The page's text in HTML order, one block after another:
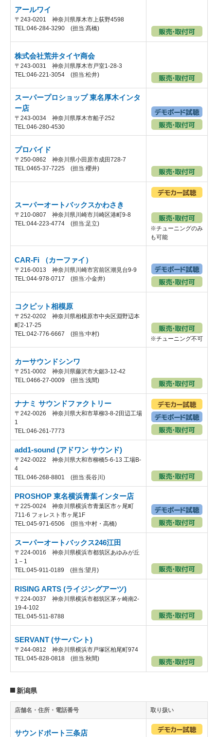
アールワイ
〒243-0201 神奈川県厚木市上荻野4598
TEL:046-284-3290 (担当:髙橋)
株式会社荒井タイヤ商会
〒243-0031 神奈川県厚木市戸室1-28-3
TEL:046-221-3054 (担当:松井)
スーパープロショップ 東名厚木インタ
ー店
〒243-0034 神奈川県厚木市船子252
TEL:046-280-4530
プロバイド
〒250-0862 神奈川県小田原市成田728-7
TEL:0465-37-7225 (担当:櫻井)
スーパーオートバックスかわさき
〒210-0807 神奈川県川崎市川崎区港町9-8
TEL:044-223-4774 (担当:足立)
※チューニングのみ
も可能
CAR-Fi （カーファイ）
〒216-0013 神奈川県川崎市宮前区潮見台9-9
TEL:044-978-0717 (担当:小金井)
コクピット相模原
〒252-0202 神奈川県相模原市中央区淵野辺本
町2-17-25
TEL:042-776-6667 (担当:中村)
※チューニング不可
カーサウンドシンワ
〒251-0002 神奈川県藤沢市大鋸3-12-42
TEL:0466-27-0009 (担当:浅間)
ナナミ サウンドファクトリー
〒242-0026 神奈川県大和市草柳3-8-2田辺工場
1
TEL:046-261-7773
add1-sound (アドワン サウンド)
〒242-0022 神奈川県大和市柳橋5-6-13 工場B-
4
TEL:046-268-8801 (担当:長谷川)
PROSHOP 東名横浜青葉インター店
〒225-0024 神奈川県横浜市青葉区市ヶ尾町
711-6 フォレスト市ヶ尾1F
TEL:045-971-6506 (担当:中村・高橋)
スーパーオートバックス246江田
〒224-0016 神奈川県横浜市都筑区あゆみが丘
1－1
TEL:045-911-0189 (担当:望月)
RISING ARTS (ライジングアーツ)
〒224-0037 神奈川県横浜市都筑区茅ヶ崎南2-
19-4-102
TEL:045-511-8788
SERVANT (サーバント)
〒244-0812 神奈川県横浜市戸塚区柏尾町974
TEL:045-828-0818 (担当:秋間)
新潟県
店舗名・住所・電話番号 取り扱い
サウンドポート三条店